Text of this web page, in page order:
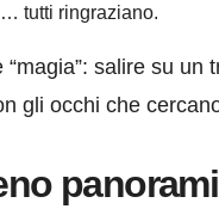
tutti ringraziano.
“magia”: salire su
gli occhi che